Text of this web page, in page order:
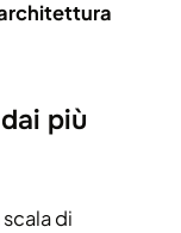
più
di